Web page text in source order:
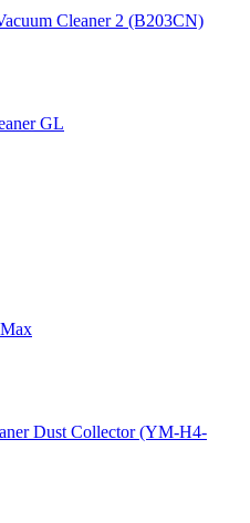
Cleaner 2 (B203CN)
GL
Dust Collector (YM-H4-